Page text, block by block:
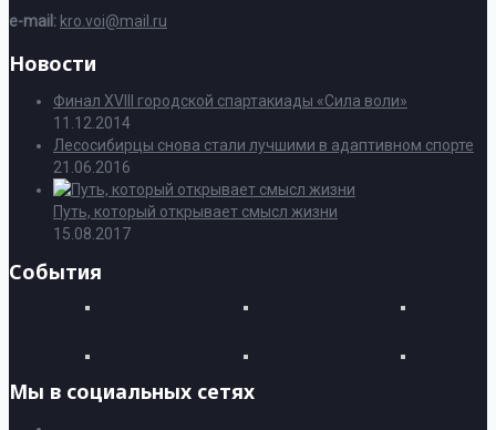
e-mail: kro.voi@mail.ru
Новости
Финал XVIII городской спартакиады «Сила воли»
11.12.2014
Лесосибирцы снова стали лучшими в адаптивном спорте
21.06.2016
Путь, который открывает смысл жизни
15.08.2017
События
Мы в социальных сетях